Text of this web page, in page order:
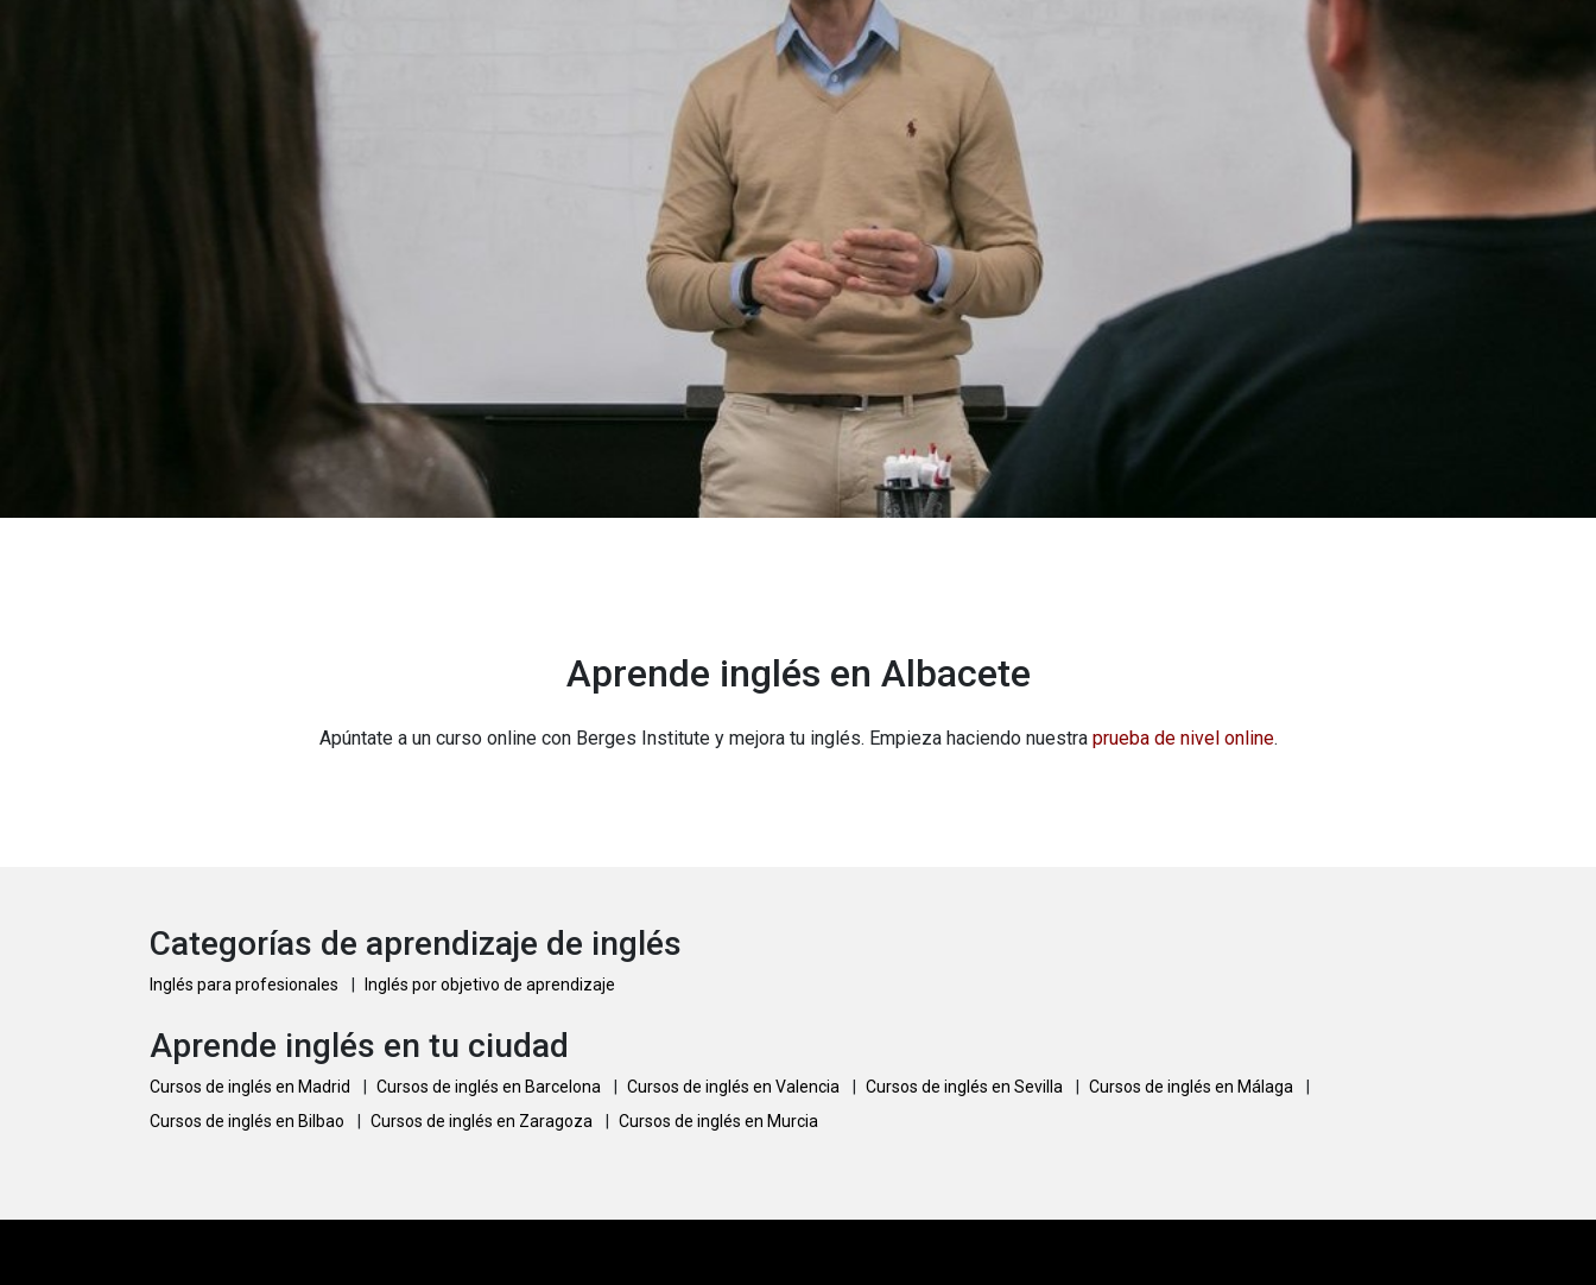
Aprende inglés en Albacete
Apúntate a un curso online con Berges Institute y mejora tu inglés. Empieza haciendo nuestra prueba de nivel online.
Categorías de aprendizaje de inglés
Inglés para profesionales Inglés por objetivo de aprendizaje
Aprende inglés en tu ciudad
Cursos de inglés en Madrid Cursos de inglés en Barcelona Cursos de inglés en Valencia Cursos de inglés en Sevilla Cursos de inglés en Málaga
Cursos de inglés en Bilbao
Cursos de inglés en Zaragoza Cursos de inglés en Murcia